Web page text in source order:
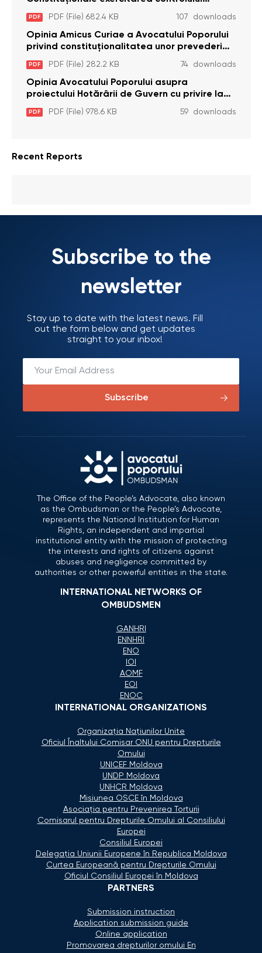
constituţionalităţii unor prevederi cu privire la
plata alocației sociale de stat persoanelor
cu dizabilitați care sunt private de liberate
PDF PDF (File) 682.4 KB 107 downloads
Opinia Amicus Curiae a Avocatului Poporului
privind constituționalitatea unor prevederi
care interzic angajarea în organizațiile de
pază particulară a persoanelor condamnate
pentru comiterea cu intenție a unor infracțiuni
a fost luată în considerare de Curtea
Constituțională
PDF PDF (File) 282.2 KB 74 downloads
Opinia Avocatului Poporului asupra
proiectului Hotărârii de Guvern cu privire la
aprobarea proiectului de lege privind
activitatea sanitară veterinarăa
PDF PDF (File) 978.6 KB 59 downloads
Recent Reports
Subscribe to the
newsletter
Stay up to date with the latest news. Fill
out the form below and get updates
straight to your inbox!
Subscribe
The Office of the People’s Advocate, also known
as the Ombudsman or the People’s Advocate,
represents the National Institution for Human
Rights, an independent and impartial
institutional entity with the mission of protecting
the interests and rights of citizens against
abuses and negligence committed by
authorities or other powerful entities in the state.
INTERNATIONAL NETWORKS OF
OMBUDSMEN
GANHRI
ENNHRI
ENO
IOI
AOMF
EOI
ENOC
INTERNATIONAL ORGANIZATIONS
Organizaţia Naţiunilor Unite
Oficiul Înaltului Comisar ONU pentru Drepturile
Omului
UNICEF Moldova
UNDP Moldova
UNHCR Moldova
Misiunea OSCE în Moldova
Asociaţia pentru Prevenirea Torturii
Comisarul pentru Drepturile Omului al Consiliului
Europei
Consiliul Europei
Delegaţia Uniunii Europene în Republica Moldova
Curtea Europeană pentru Drepturile Omului
Oficiul Consiliul Europei în Moldova
PARTNERS
Submission instruction
Application submission guide
Online application
Promovarea drepturilor omului En